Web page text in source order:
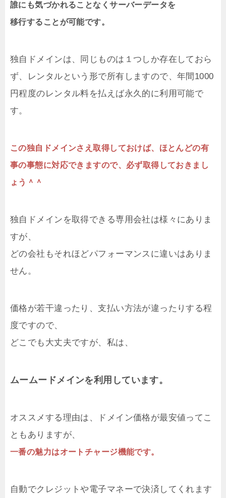
誰にも気づかれることなくサーバーデータを
移行することが可能です。
独自ドメインは、同じものは１つしか存在しておら
ず、レンタルという形で所有しますので、年間1000
円程度のレンタル料を払えば永久的に利用可能で
す。
この独自ドメインさえ取得しておけば、ほとんどの有
事の事態に対応できますので、必ず取得しておきまし
ょう＾＾
独自ドメインを取得できる専用会社は様々にありま
すが、
どの会社もそれほどパフォーマンスに違いはありま
せん。
価格が若干違ったり、支払い方法が違ったりする程
度ですので、
どこでも大丈夫ですが、私は、
ムームードメインを利用しています。
オススメする理由は、ドメイン価格が最安値ってこ
ともありますが、
一番の魅力はオートチャージ機能です。
自動でクレジットや電子マネーで決済してくれます